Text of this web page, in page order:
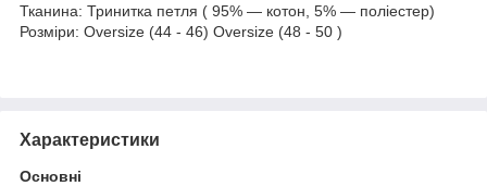
Тканина: Тринитка петля ( 95% — котон, 5% — поліестер)
Розміри: Oversize (44 - 46) Oversize (48 - 50 )
Характеристики
Основні